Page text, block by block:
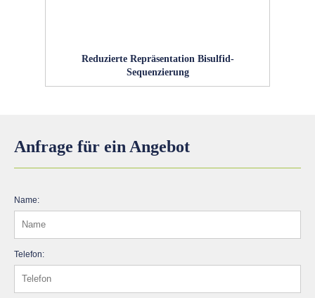
Reduzierte Repräsentation Bisulfid-
Sequenzierung
Anfrage für ein Angebot
Name:
Telefon: